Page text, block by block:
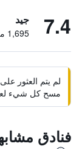
7.4 جيد
1,695 من التقييمات تم التحقق منها
لم يتم العثور
مسح كل شيء
فنادق